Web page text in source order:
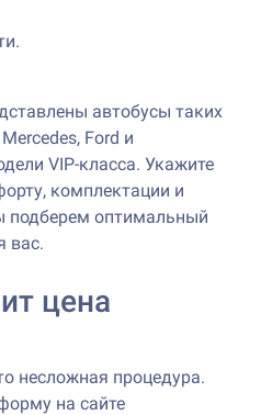
автобусы таких
Ford и
VIP-класса. Укажите
комплектации и
оптимальный
вас.
цена
несложная процедура.
на сайте